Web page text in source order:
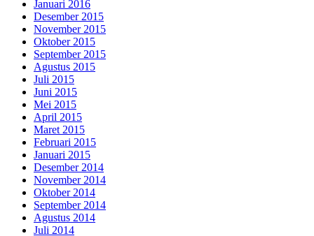
Januari 2016
Desember 2015
November 2015
Oktober 2015
September 2015
Agustus 2015
Juli 2015
Juni 2015
Mei 2015
April 2015
Maret 2015
Februari 2015
Januari 2015
Desember 2014
November 2014
Oktober 2014
September 2014
Agustus 2014
Juli 2014